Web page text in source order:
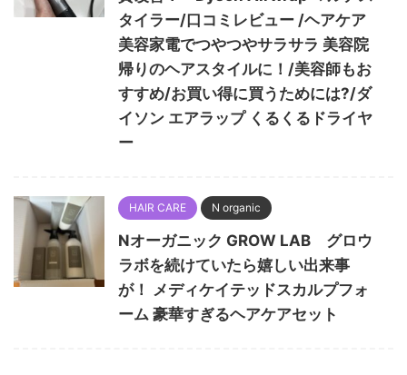
タイラー/口コミレビュー /ヘアケア
美容家電でつやつやサラサラ 美容院
帰りのヘアスタイルに！/美容師もお
すすめ/お買い得に買うためには?/ダ
イソン エアラップ くるくるドライヤ
ー
HAIR CARE N organic
Nオーガニック GROW LAB グロウ
ラボを続けていたら嬉しい出来事
が！ メディケイテッドスカルプフォ
ーム 豪華すぎるヘアケアセット